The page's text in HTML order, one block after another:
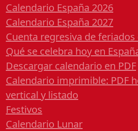
Calendario España 2026
Calendario España 2027
Cuenta regresiva de feriados
Qué se celebra hoy en
Descargar calendario en PDF
Calendario imprimible: PDF
vertical y listado
Festivos
Calendario Lunar